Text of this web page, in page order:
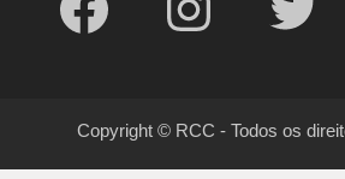
Copyright © RCC - Todos os